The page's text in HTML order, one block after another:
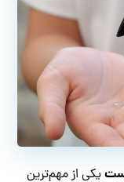
یکی از مهم‌ترین